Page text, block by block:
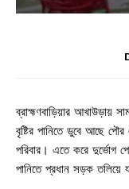
ব্রাহ্মণবাড়িয়ার আখাউড়ায়
বৃষ্টির পানিতে ডুবে আছে পৌর
পরিবার। এতে করে দুর্ভোগ
পানিতে প্রধান সড়ক তলিয়ে